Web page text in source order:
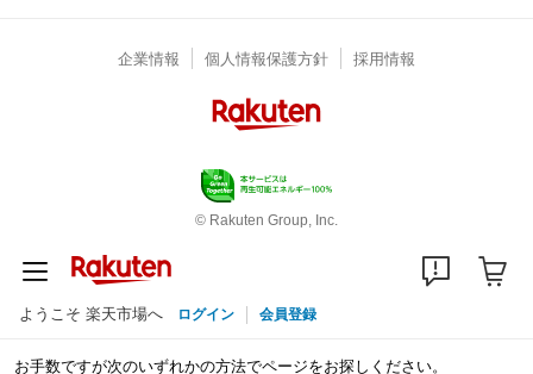
企業情報 個人情報保護方針 採用情報
© Rakuten Group, Inc.
ようこそ 楽天市場へ ログイン 会員登録
お手数ですが次のいずれかの方法でページをお探しください。